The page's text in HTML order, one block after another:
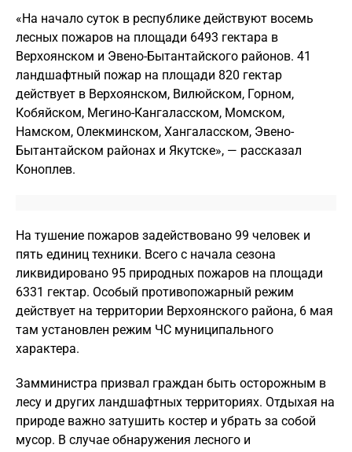
«На начало суток в республике действуют восемь
лесных пожаров на площади 6493 гектара в
Верхоянском и Эвено-Бытантайского районов. 41
ландшафтный пожар на площади 820 гектар
действует в Верхоянском, Вилюйском, Горном,
Кобяйском, Мегино-Кангаласском, Момском,
Намском, Олекминском, Хангаласском, Эвено-
Бытантайском районах и Якутске», — рассказал
Коноплев.
На тушение пожаров задействовано 99 человек и
пять единиц техники. Всего с начала сезона
ликвидировано 95 природных пожаров на площади
6331 гектар. Особый противопожарный режим
действует на территории Верхоянского района, 6 мая
там установлен режим ЧС муниципального
характера.
Замминистра призвал граждан быть осторожным в
лесу и других ландшафтных территориях. Отдыхая на
природе важно затушить костер и убрать за собой
мусор. В случае обнаружения лесного и